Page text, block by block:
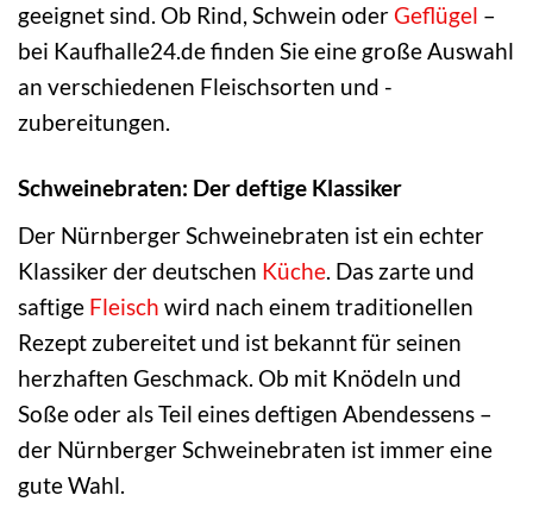
geeignet sind. Ob Rind, Schwein oderGeflügel –
bei Kaufhalle24.de finden Sie eine große Auswahl
an verschiedenen Fleischsorten und -
zubereitungen.
Schweinebraten: Der deftige Klassiker
Der Nürnberger Schweinebraten ist ein echter
Klassiker der deutschen Küche. Das zarte und
saftige Fleisch wird nach einem traditionellen
Rezept zubereitet und ist bekannt für seinen
herzhaften Geschmack. Ob mit Knödeln und
Soße oder als Teil eines deftigen Abendessens –
der Nürnberger Schweinebraten ist immer eine
gute Wahl.